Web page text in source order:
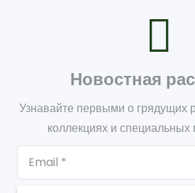
Новостная
Узнавайте первыми о грядущих
коллекциях и